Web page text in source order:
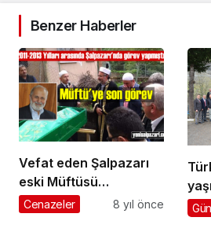
Benzer Haberler
Vefat eden Şalpazarı
eski Müftüsü
Abdurrahman Küçük,
Cenazeler 8 yıl önce